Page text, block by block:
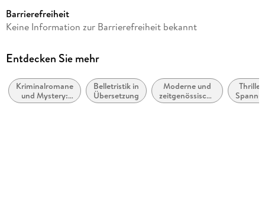
Reihe
Autor/Autorin
Übersetzung
Susanne Dahmann
Barrierefreiheit
Keine Information zur Barrierefreiheit bekannt
Entdecken Sie mehr
Kriminalromane
und Mystery:
Polizeiarbeit &
Belletristik in
Übersetzung
Moderne und
zeitgenössische
Belletristik: